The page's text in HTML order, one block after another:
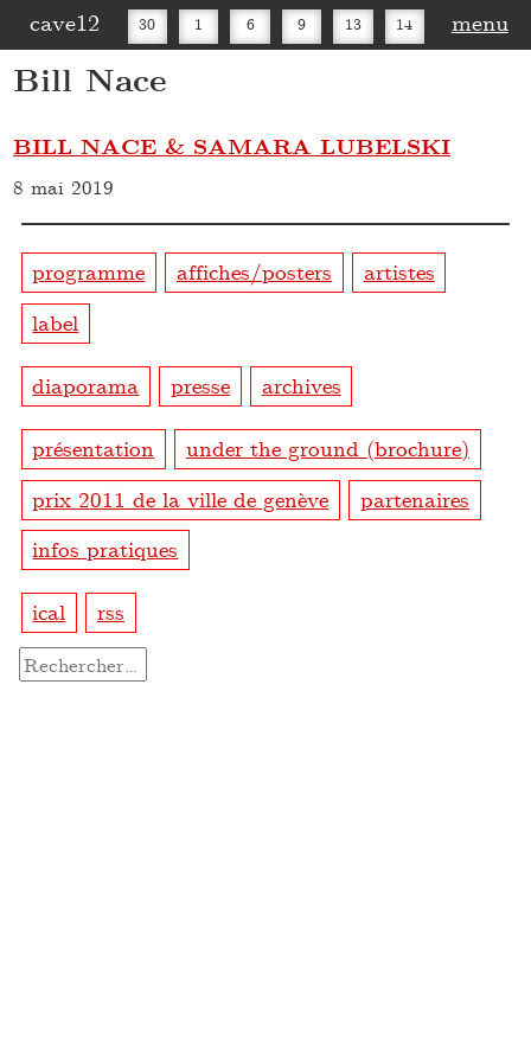
cave12 30 1 6 9 13 14 menu
Bill Nace
BILL NACE & SAMARA LUBELSKI
8 mai 2019
programme affiches/posters
artistes
label
diaporama presse archives
présentation
under the ground (brochure)
prix 2011 de la ville de genève
partenaires
infos pratiques
ical rss
Rechercher :